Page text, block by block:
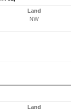
Land
NW
Land